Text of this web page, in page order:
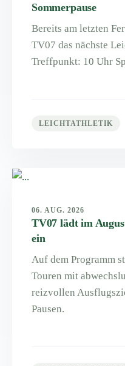
Sommerpause
Bereits am letzten
TV07 das nächste
Treffpunkt: 10 Uhr
LEICHTATHLETIK
06. AUG. 2026
TV07 lädt im
ein
Auf dem Programm
Touren mit
reizvollen
Pausen.